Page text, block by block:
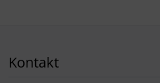
Kontakt